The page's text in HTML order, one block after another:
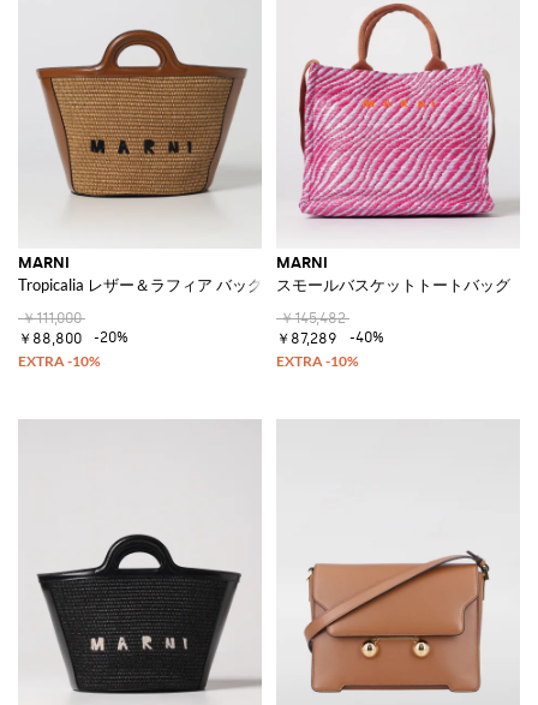
MARNI
Tropicalia レザー＆ラフィア バッグ
￥111,000
￥88,800
-20%
MARNI
スモールバスケットトートバッグ
￥145,482
￥87,289
-40%